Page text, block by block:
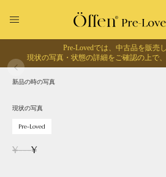
Pre-Lovedでは、中古品を販売
現状の写真・状態の詳細をご確認の上で、
現状の写真
新品の時の写真
現状の写真
Pre-Loved
¥---¥